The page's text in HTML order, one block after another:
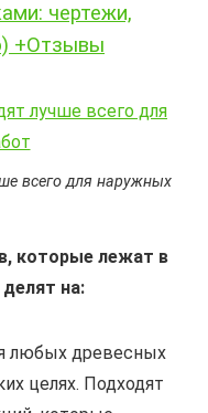
чертежи,
+Отзывы
всего для наружных
которые лежат в
на:
любых древесных
целях. Подходят